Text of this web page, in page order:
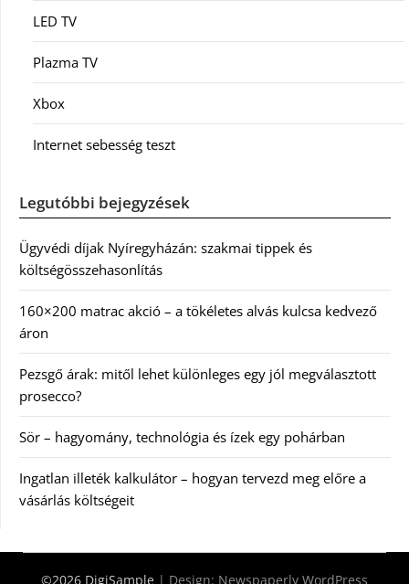
LED TV
Plazma TV
Xbox
Internet sebesség teszt
Legutóbbi bejegyzések
Ügyvédi díjak Nyíregyházán: szakmai tippek és
költségösszehasonlítás
160×200 matrac akció – a tökéletes alvás kulcsa kedvező
áron
Pezsgő árak: mitől lehet különleges egy jól megválasztott
prosecco?
Sör – hagyomány, technológia és ízek egy pohárban
Ingatlan illeték kalkulátor – hogyan tervezd meg előre a
vásárlás költségeit
©2026 DigiSample | Design: Newspaperly WordPress